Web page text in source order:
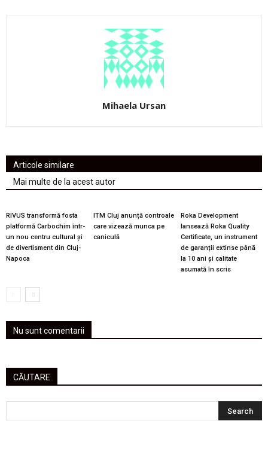
Mihaela Ursan
Articole similare
Mai multe de la acest autor
RIVUS transformă fosta
platformă Carbochim într-
un nou centru cultural și
de divertisment din Cluj-
Napoca
ITM Cluj anunță controale
care vizează munca pe
caniculă
Roka Development
lansează Roka Quality
Certificate, un instrument
de garanții extinse până
la 10 ani și calitate
asumată în scris
Nu sunt comentarii
CĂUTARE